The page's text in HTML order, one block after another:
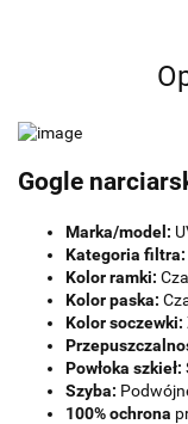
Gogle
Marka/model:
Kategoria filtra:
Kolor ramki:
Kolor paska:
Kolor soczewki:
Powłoka szkieł:
Szyba:
100% ochrona